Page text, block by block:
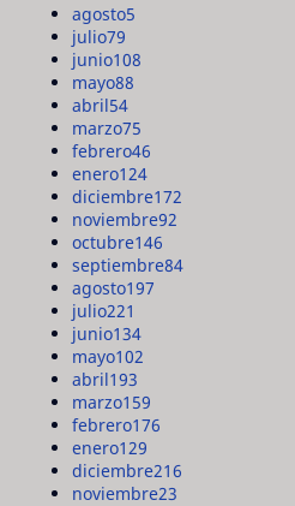
agosto5
julio79
junio108
mayo88
abril54
marzo75
febrero46
enero124
diciembre172
noviembre92
octubre146
septiembre84
agosto197
julio221
junio134
mayo102
abril193
marzo159
febrero176
enero129
diciembre216
noviembre23